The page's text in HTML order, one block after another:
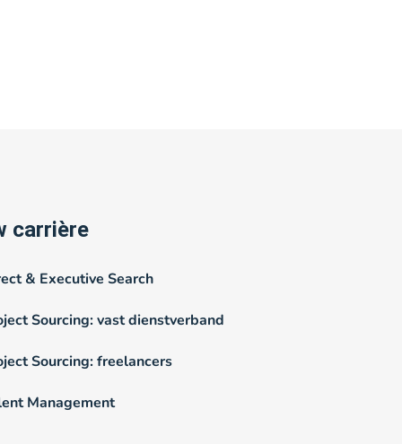
carrière
& Executive Search
Sourcing: vast dienstverband
Sourcing: freelancers
Management